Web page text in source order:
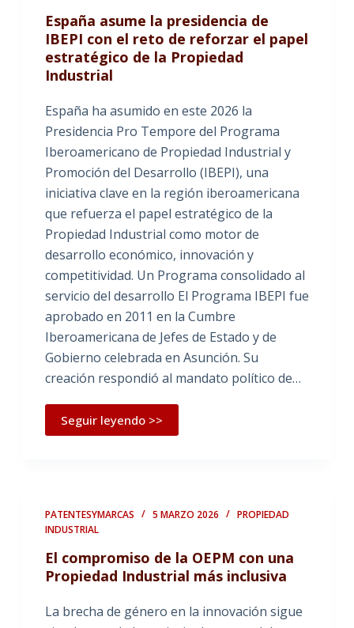
España asume la presidencia de
IBEPI con el reto de reforzar el papel
estratégico de la Propiedad
Industrial
España ha asumido en este 2026 la
Presidencia Pro Tempore del Programa
Iberoamericano de Propiedad Industrial y
Promoción del Desarrollo (IBEPI), una
iniciativa clave en la región iberoamericana
que refuerza el papel estratégico de la
Propiedad Industrial como motor de
desarrollo económico, innovación y
competitividad. Un Programa consolidado al
servicio del desarrollo El Programa IBEPI fue
aprobado en 2011 en la Cumbre
Iberoamericana de Jefes de Estado y de
Gobierno celebrada en Asunción. Su
creación respondió al mandato político de…
Seguir leyendo >>
PATENTESYMARCAS 5 MARZO 2026
PROPIEDAD
INDUSTRIAL
El compromiso de la OEPM con una
Propiedad Industrial más inclusiva
La brecha de género en la innovación sigue